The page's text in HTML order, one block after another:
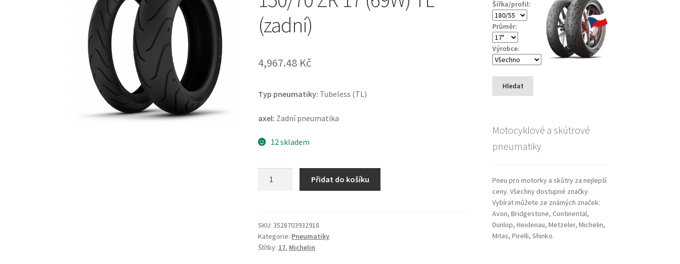
(zadní)
4,967.48 Kč
Typ pneumatiky: Tubeless (TL)
axel: Zadní pneumatika
12 skladem
ZR
17
(69W)
Přidat do košíku
SKU:3528703932918
Kategorie: Pneumatiky
Štítky: 17, Michelin
Šířka/profil:
Průměr:
Výrobce:
Hledat
Motocyklové a skútrové
pneumatiky
Pneu pro motorky a skůtry za nejlepší
ceny. Všechny dostupné značky.
Vybírat můžete ze známých značek:
Avon, Bridgestone, Continental,
Dunlop, Heidenau, Metzeler, Michelin,
Mitas, Pirelli, Shinko.